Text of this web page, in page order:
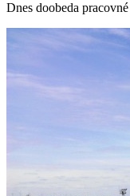
Dnes doobeda